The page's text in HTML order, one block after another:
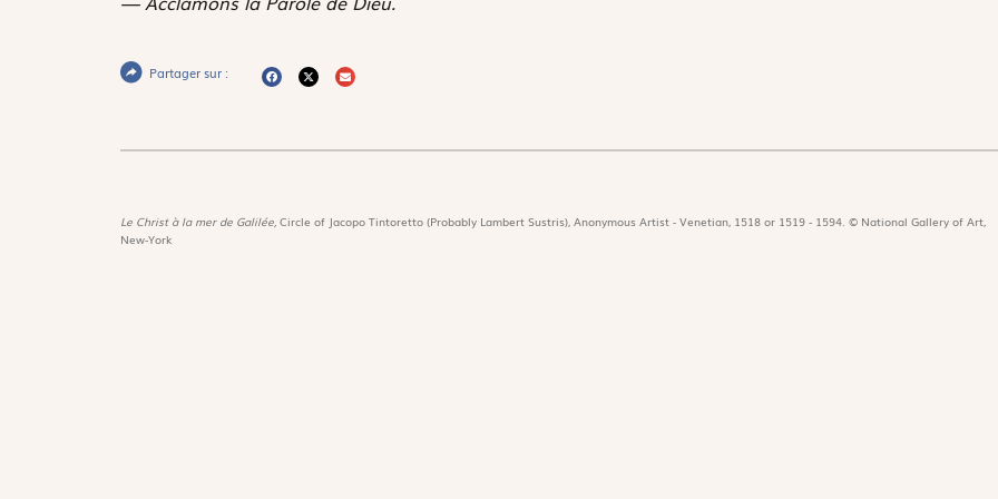
Partager sur :
Le Christ à la mer de Galilée, Circle of Jacopo Tintoretto (Probably Lambert Sustris), Anonymous Artist - Venetian, 1518 or 1519 - 1594. © National Gallery of Art,
New-York